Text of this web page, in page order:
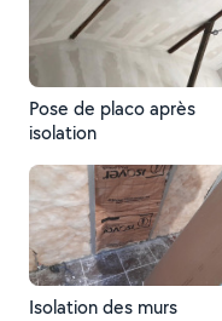
Pose de placo après
isolation
Isolation des murs